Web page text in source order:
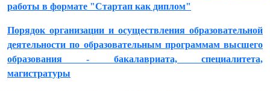
работы в формате "Стартап как диплом"
Порядок организации и осуществления образовательной
деятельности по образовательным программам высшего
образования - бакалавриата, специалитета,
магистратуры